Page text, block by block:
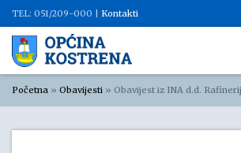
TEL: 051/209-000 | Kontakti
Početna » Obavijesti » Obavijest iz INA d.d.